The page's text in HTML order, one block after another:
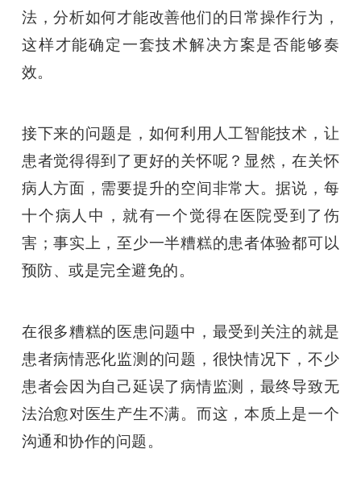
法，分析如何才能改善他们的日常操作行为，
这样才能确定一套技术解决方案是否能够奏
效。
接下来的问题是，如何利用人工智能技术，让
患者觉得得到了更好的关怀呢？显然，在关怀
病人方面，需要提升的空间非常大。据说，每
十个病人中，就有一个觉得在医院受到了伤
害；事实上，至少一半糟糕的患者体验都可以
预防、或是完全避免的。
在很多糟糕的医患问题中，最受到关注的就是
患者病情恶化监测的问题，很快情况下，不少
患者会因为自己延误了病情监测，最终导致无
法治愈对医生产生不满。而这，本质上是一个
沟通和协作的问题。